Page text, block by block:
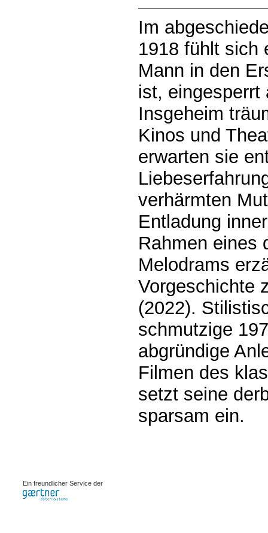
Im
1918 fühlt sich
Mann in den
ist, eingesperrt
Insgeheim
Kinos und
erwarten sie
verhärmten
Entladung
Rahmen eines
Melodrams
Vorgeschichte
(2022).
schmutzige
abgründige
Filmen des
setzt seine
sparsam ein.
Ein freundlicher Service der